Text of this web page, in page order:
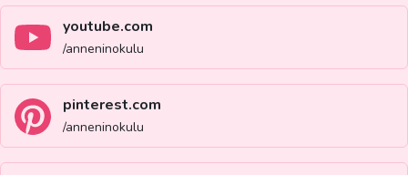
youtube.com
/anneninokulu
pinterest.com
/anneninokulu